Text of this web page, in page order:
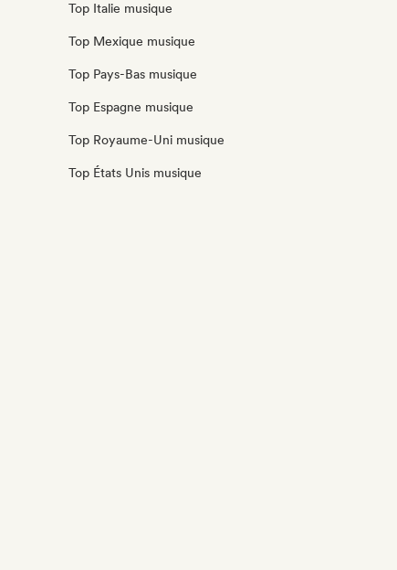
Top Italie musique
Top Mexique musique
Top Pays-Bas musique
Top Espagne musique
Top Royaume-Uni musique
Top États Unis musique